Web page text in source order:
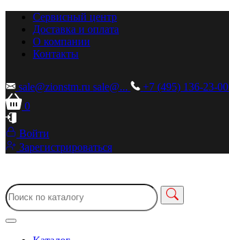
Сервисный центр
Доставка и оплата
О компании
Контакты
sale@zionstm.ru sale@...
+7 (495) 136-23-00
0
Войти
Зарегистрироваться